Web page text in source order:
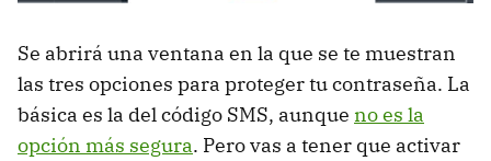
Se abrirá una ventana en la que se te muestran
las tres opciones para proteger tu contraseña. La
básica es la del código SMS, aunque no es la
opción más segura. Pero vas a tener que activar